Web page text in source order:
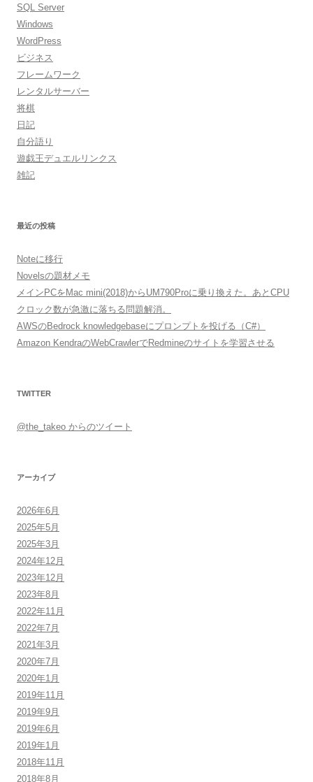
SQL Server
Windows
WordPress
ビジネス
フレームワーク
レンタルサーバー
将棋
日記
自分語り
遊戯王デュエルリンクス
雑記
最近の投稿
Noteに移行
Novelsの題材メモ
メインPCをMac mini(2018)からUM790Proに乗り換えた。あとCPU
クロック数が急激に落ちる問題解消。
AWSのBedrock knowledgebaseにプロンプトを投げる（C#）
Amazon KendraのWebCrawlerでRedmineのサイトを学習させる
TWITTER
@the_takeo からのツイート
アーカイブ
2026年6月
2025年5月
2025年3月
2024年12月
2023年12月
2023年8月
2022年11月
2022年7月
2021年3月
2020年7月
2020年1月
2019年11月
2019年9月
2019年6月
2019年1月
2018年11月
2018年8月